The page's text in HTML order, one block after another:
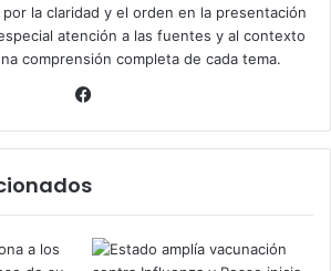
la claridad y el orden en la presentación
atención a las fuentes y al contexto
comprensión completa de cada tema.